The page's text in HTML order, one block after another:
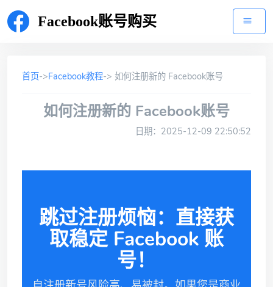
Facebook账号购买
首页->Facebook教程-> 如何注册新的 Facebook账号
如何注册新的 Facebook账号
日期：2025-12-09 22:50:52
跳过注册烦恼：直接获
取稳定 Facebook 账
号！